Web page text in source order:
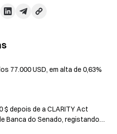
77.000 USD, em alta de 0,63%
depois de a CLARITY Act
Banca do Senado, registando